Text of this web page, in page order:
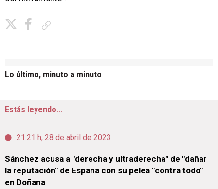
Lo último, minuto a minuto
Estás leyendo...
21:21 h, 28 de abril de 2023
Sánchez acusa a "derecha y ultraderecha" de "dañar
la reputación" de España con su pelea "contra todo"
en Doñana